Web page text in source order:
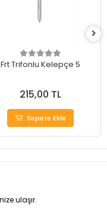
Frt Trifonlu Kelepçe 5
215,00 TL
Sepete Ekle
ulaşır.